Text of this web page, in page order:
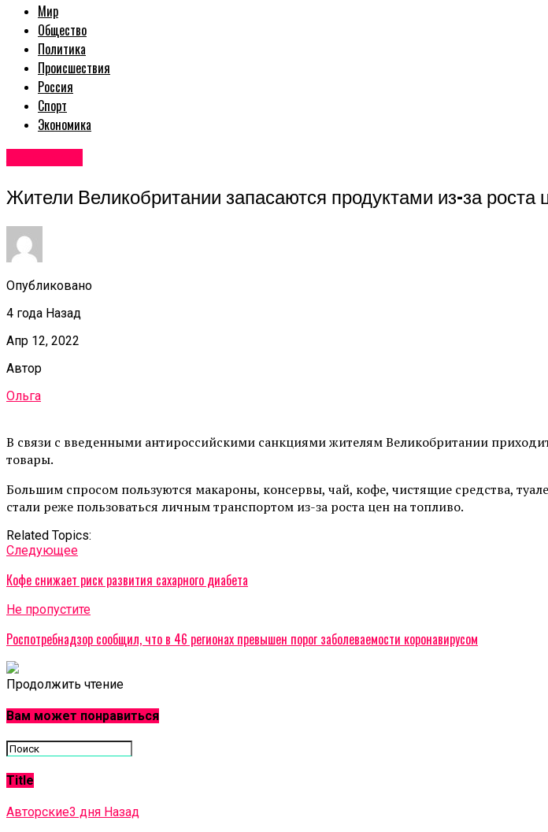
Мир
Общество
Политика
Происшествия
Россия
Спорт
Экономика
Жители Великобритании запасаются продуктами из-за роста
Опубликовано
4 года Назад
Апр 12, 2022
Автор
Ольга
В связи с введенными антироссийскими санкциями жителям Великобритании
товары.
Большим спросом пользуются макароны, консервы, чай, кофе, чистящие средства,
стали реже пользоваться личным транспортом из-за роста цен на топливо.
Related Topics:
Cледующее
Кофе снижает риск развития сахарного диабета
Не пропустите
Роспотребнадзор сообщил, что в 46 регионах превышен порог заболеваемости коронавирусом
Продолжить чтение
Вам может понравиться
Title
Авторские3 дня Назад